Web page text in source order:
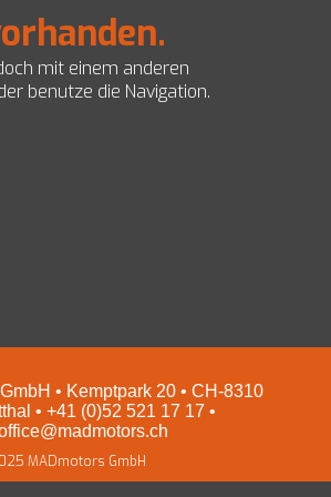
und Datenschutz
EZ Servolenkungen
Shop
mit einem anderen
benutze die Navigation.
• Kemptpark 20 • CH-8310
• +41 (0)52 521 17 17 •
MADmotors GmbH